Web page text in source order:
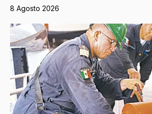
8 Agosto 2026